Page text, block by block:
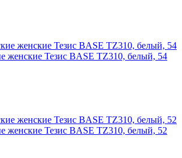
женские Тезис BASE TZ310, белый, 54
женские Тезис BASE TZ310, белый, 52